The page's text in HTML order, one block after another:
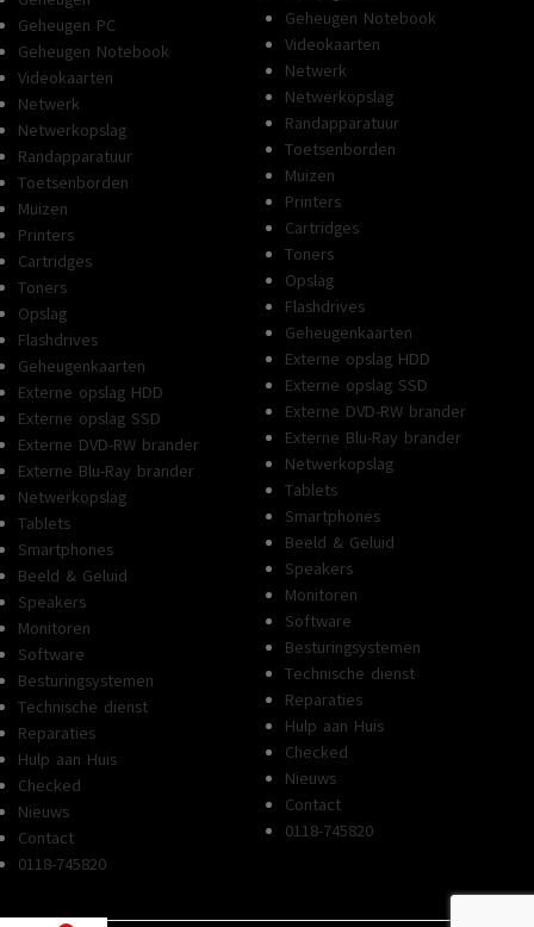
Geheugen PC
Geheugen Notebook
Videokaarten
Netwerk
Netwerkopslag
Randapparatuur
Toetsenborden
Muizen
Printers
Cartridges
Toners
Opslag
Flashdrives
Geheugenkaarten
Externe opslag HDD
Externe opslag SSD
Externe DVD-RW brander
Externe Blu-Ray brander
Netwerkopslag
Tablets
Smartphones
Beeld & Geluid
Speakers
Monitoren
Software
Besturingsystemen
Technische dienst
Reparaties
Hulp aan Huis
Checked
Nieuws
Contact
0118-745820
Geheugen Notebook
Videokaarten
Netwerk
Netwerkopslag
Randapparatuur
Toetsenborden
Muizen
Printers
Cartridges
Toners
Opslag
Flashdrives
Geheugenkaarten
Externe opslag HDD
Externe opslag SSD
Externe DVD-RW brander
Externe Blu-Ray brander
Netwerkopslag
Tablets
Smartphones
Beeld & Geluid
Speakers
Monitoren
Software
Besturingsystemen
Technische dienst
Reparaties
Hulp aan Huis
Checked
Nieuws
Contact
0118-745820